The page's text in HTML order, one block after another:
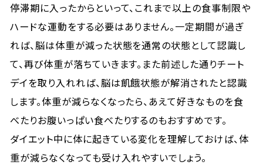
停滞期に入ったからといって、これまで以上の食事制限や
ハードな運動をする必要はありません。一定期間が過ぎ
れば、脳は体重が減った状態を通常の状態として認識し
て、再び体重が落ちていきます。また前述した通りチート
デイを取り入れれば、脳は飢餓状態が解消されたと認識
します。体重が減らなくなったら、あえて好きなものを食
べたりお腹いっぱい食べたりするのもおすすめです。
ダイエット中に体に起きている変化を理解しておけば、体
重が減らなくなっても受け入れやすいでしょう。